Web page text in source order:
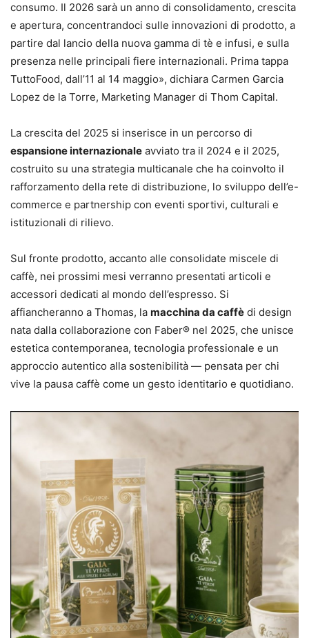
consumo. Il 2026 sarà un anno di consolidamento, crescita
e apertura, concentrandoci sulle innovazioni di prodotto, a
partire dal lancio della nuova gamma di tè e infusi, e sulla
presenza nelle principali fiere internazionali. Prima tappa
TuttoFood, dall’11 al 14 maggio», dichiara Carmen Garcia
Lopez de la Torre, Marketing Manager di Thom Capital.
La crescita del 2025 si inserisce in un percorso di
espansione internazionale avviato tra il 2024 e il 2025,
costruito su una strategia multicanale che ha coinvolto il
rafforzamento della rete di distribuzione, lo sviluppo dell’e-
commerce e partnership con eventi sportivi, culturali e
istituzionali di rilievo.
Sul fronte prodotto, accanto alle consolidate miscele di
caffè, nei prossimi mesi verranno presentati articoli e
accessori dedicati al mondo dell’espresso. Si
affiancheranno a Thomas, la macchina da caffè di design
nata dalla collaborazione con Faber® nel 2025, che unisce
estetica contemporanea, tecnologia professionale e un
approccio autentico alla sostenibilità — pensata per chi
vive la pausa caffè come un gesto identitario e quotidiano.